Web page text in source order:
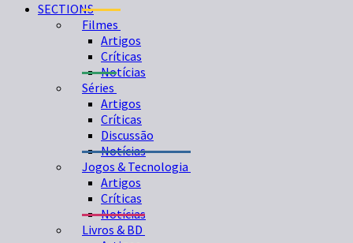
SECTIONS
Filmes
Artigos
Críticas
Notícias
Séries
Artigos
Críticas
Discussão
Notícias
Jogos & Tecnologia
Artigos
Críticas
Notícias
Livros & BD